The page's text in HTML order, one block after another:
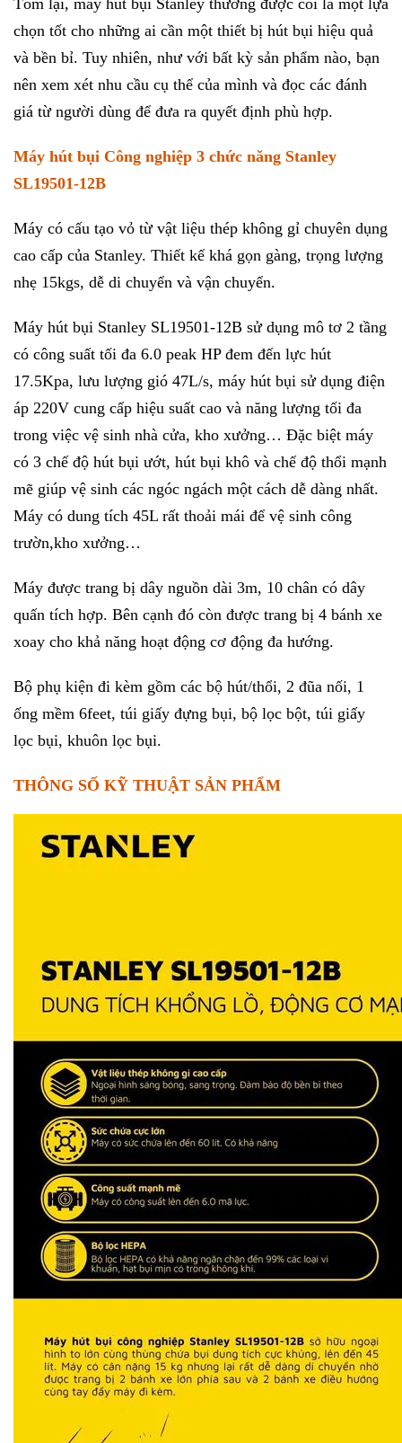
Tóm lại, máy hút bụi Stanley thường được coi là một lựa
chọn tốt cho những ai cần một thiết bị hút bụi hiệu quả
và bền bỉ. Tuy nhiên, như với bất kỳ sản phẩm nào, bạn
nên xem xét nhu cầu cụ thể của mình và đọc các đánh
giá từ người dùng để đưa ra quyết định phù hợp.
Máy hút bụi Công nghiệp 3 chức năng Stanley
SL19501-12B
Máy có cấu tạo vỏ từ vật liệu thép không gỉ chuyên dụng
cao cấp của Stanley. Thiết kế khá gọn gàng, trọng lượng
nhẹ 15kgs, dễ di chuyển và vận chuyển.
Máy hút bụi Stanley SL19501-12B sử dụng mô tơ 2 tầng
có công suất tối đa 6.0 peak HP đem đến lực hút
17.5Kpa, lưu lượng gió 47L/s, máy hút bụi sử dụng điện
áp 220V cung cấp hiệu suất cao và năng lượng tối đa
trong việc vệ sinh nhà cửa, kho xưởng… Đặc biệt máy
có 3 chế độ hút bụi ướt, hút bụi khô và chế độ thổi mạnh
mẽ giúp vệ sinh các ngóc ngách một cách dễ dàng nhất.
Máy có dung tích 45L rất thoải mái để vệ sinh công
trườn,kho xưởng…
Máy được trang bị dây nguồn dài 3m, 10 chân có dây
quấn tích hợp. Bên cạnh đó còn được trang bị 4 bánh xe
xoay cho khả năng hoạt động cơ động đa hướng.
Bộ phụ kiện đi kèm gồm các bộ hút/thổi, 2 đũa nối, 1
ống mềm 6feet, túi giấy đựng bụi, bộ lọc bột, túi giấy
lọc bụi, khuôn lọc bụi.
THÔNG SỐ KỸ THUẬT SẢN PHẨM